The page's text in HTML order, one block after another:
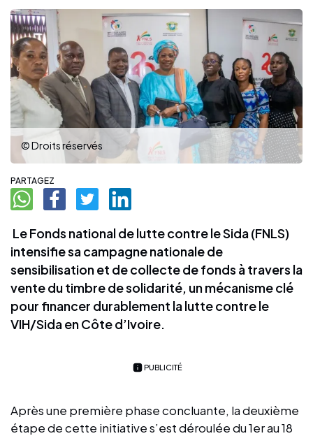
© Droits réservés
PARTAGEZ
Le Fonds national de lutte contre le Sida (FNLS)
intensifie sa campagne nationale de
sensibilisation et de collecte de fonds à travers la
vente du timbre de solidarité, un mécanisme clé
pour financer durablement la lutte contre le
VIH/Sida en Côte d’Ivoire.
PUBLICITÉ
Après une première phase concluante, la deuxième
étape de cette initiative s’est déroulée du 1er au 18